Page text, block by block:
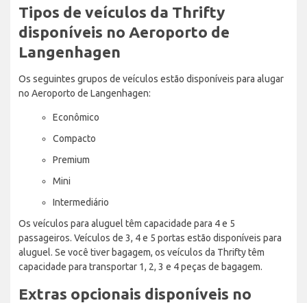
Tipos de veículos da Thrifty
disponíveis no Aeroporto de
Langenhagen
Os seguintes grupos de veículos estão disponíveis para alugar
no Aeroporto de Langenhagen:
Econômico
Compacto
Premium
Mini
Intermediário
Os veículos para aluguel têm capacidade para 4 e 5
passageiros. Veículos de 3, 4 e 5 portas estão disponíveis para
aluguel. Se você tiver bagagem, os veículos da Thrifty têm
capacidade para transportar 1, 2, 3 e 4 peças de bagagem.
Extras opcionais disponíveis no